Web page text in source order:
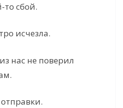
то сбой.
исчезла.
нас не поверил